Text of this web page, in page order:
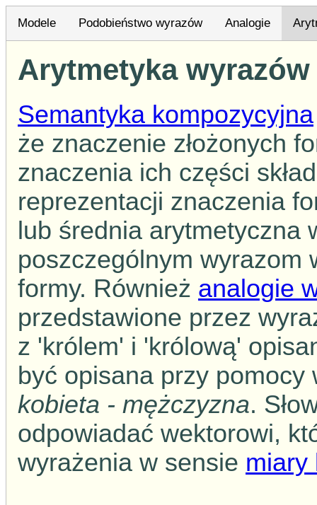
Modele Podobieństwo wyrazów Analogie
Arytmetyka wyrazów
Semantyka kompozycyjna
że znaczenie złożonych
znaczenia ich części
reprezentacji znaczenia
lub średnia arytmetyczna
poszczególnym wyrazom
formy. Również analogie
przedstawione przez
z 'królem' i 'królową'
być opisana przy
kobieta - mężczyzna.
odpowiadać wektorowi,
wyrażenia w sensie miary